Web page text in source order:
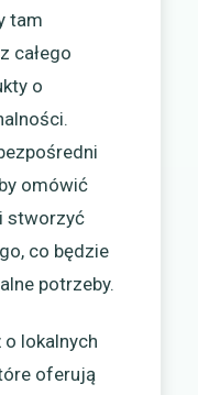
tam
całego
o
omówić
stworzyć
co będzie
potrzeby.
lokalnych
oferują